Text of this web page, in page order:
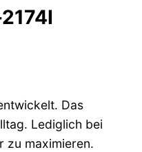
Das
Lediglich bei
zu maximieren.